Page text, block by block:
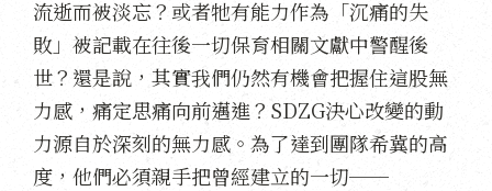
流逝而被淡忘？或者牠有能力作為「沉痛的失
敗」被記載在往後一切保育相關文獻中警醒後
世？還是說，其實我們仍然有機會把握住這股無
力感，痛定思痛向前邁進？SDZG決心改變的動
力源自於深刻的無力感。為了達到團隊希冀的高
度，他們必須親手把曾經建立的一切──